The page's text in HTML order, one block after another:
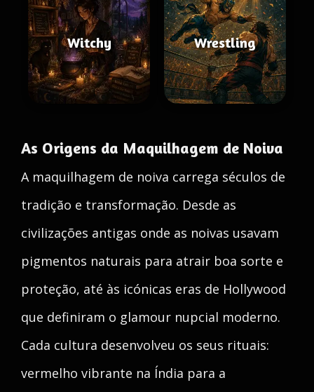
Witchy Wrestling
As Origens da Maquilhagem de Noiva
A maquilhagem de noiva carrega séculos de
tradição e transformação. Desde as
civilizações antigas onde as noivas usavam
pigmentos naturais para atrair boa sorte e
proteção, até às icónicas eras de Hollywood
que definiram o glamour nupcial moderno.
Cada cultura desenvolveu os seus rituais:
vermelho vibrante na Índia para a